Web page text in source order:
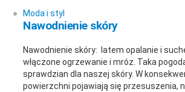
Moda i styl
Nawodnienie skóry
Nawodnienie skóry: latem opalanie i
włączone ogrzewanie i mróz. Taka
sprawdzian dla naszej skóry. W
powierzchni pojawiają się przesuszenia,